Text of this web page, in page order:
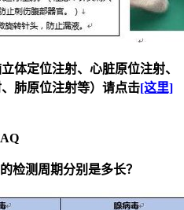
体定位注射、心脏原位注射、
肺原位注射等）请点击[这里]
检测周期分别是多长？